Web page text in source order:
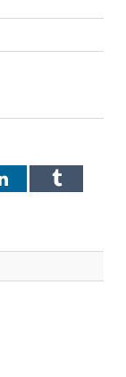
LinkedInTumblr